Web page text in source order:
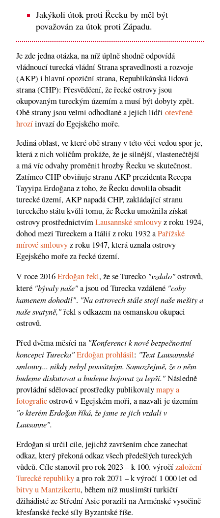
Jakýkoli útok proti Řecku by měl být
považován za útok proti Západu.
Je zde jedna otázka, na níž úplně shodně odpovídá
vládnoucí turecká vládní Strana spravedlnosti a rozvoje
(AKP) i hlavní opoziční strana, Republikánská lidová
strana (CHP): Přesvědčení, že řecké ostrovy jsou
okupovaným tureckým územím a musí být dobyty zpět.
Obě strany jsou velmi odhodlané a jejich lídři otevřeně
hrozíinvazí do Egejského moře.
Jediná oblast, ve které obě strany v této věci vedou spor je,
která z nich voličům prokáže, že je silnější, vlastenečtější
a má víc odvahy proměnit hrozby Řecku ve skutečnost.
Zatímco CHP obviňuje stranu AKP prezidenta Recepa
Tayyipa Erdoğana z toho, že Řecku dovolila obsadit
turecké území, AKP napadá CHP, zakládající stranu
tureckého státu kvůli tomu, že Řecku umožnila získat
ostrovy prostřednictvímLausannské smlouvyz roku 1924,
dohod mezi Tureckem a Itálií z roku 1932 aPařížské
mírové smlouvyz roku 1947, která uznala ostrovy
Egejského moře za řecké území.
V roce 2016Erdoğan řekl, že se Turecko "vzdalo"ostrovů,
které "bývaly naše"a jsou od Turecka vzdálené "coby
kamenem dohodil". "Na ostrovech stále stojí naše mešity a
naše svatyně,"řekl s odkazem na osmanskou okupaci
ostrovů.
Před dvěma měsíci na "Konferenci k nové bezpečnostní
koncepci Turecka"Erdoğan prohlásil: "Text Lausannské
smlouvy... nikdy nebyl posvátným. Samozřejmě, že o něm
budeme diskutovat a budeme bojovat za lepší."Následně
provládní sdělovací prostředky publikovalymapy a
fotografieostrovů v Egejském moři, a nazvali je územím
"o kterém Erdoğan říká, že jsme se jich vzdali v
Lausanne".
Erdoğan si určil cíle, jejichž završením chce zanechat
odkaz, který překoná odkaz všech předešlých tureckých
vůdců. Cíle stanovil pro rok 2023 – k 100. výročízaložení
Turecké republikya pro rok 2071 – k výročí 1 000 let od
bitvy u Mantzikertu, během níž muslimští turkičtí
džihádisté​​ ze Střední Asie porazili na Arménské vysočině
křesťanské řecké síly Byzantské říše.